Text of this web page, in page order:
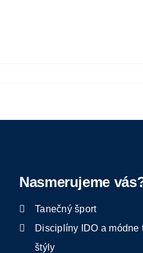
Nasmerujeme
Tanečný šport
Disciplíny IDO a módne
štýly